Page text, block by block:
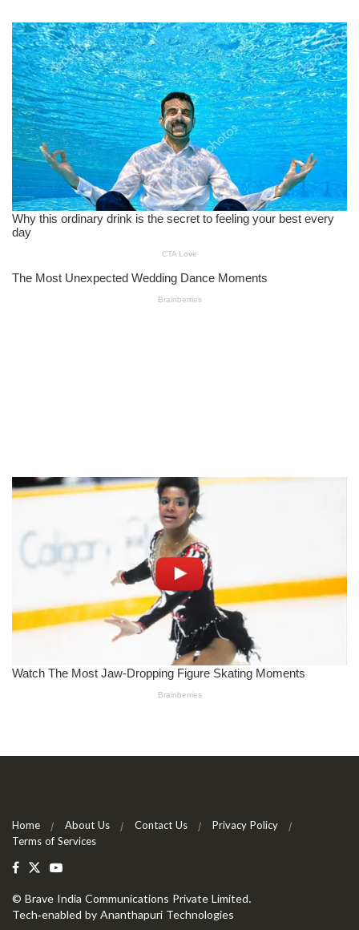
Home About Us Contact Us
Privacy Policy
Terms of Services
© Brave India Communications Private Limited.
Tech-enabled by Ananthapuri Technologies